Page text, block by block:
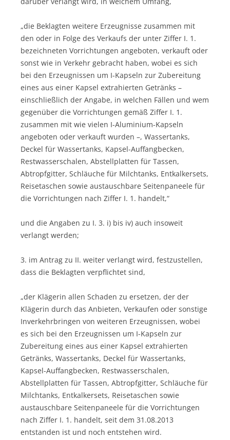
„die Beklagten weitere Erzeugnisse zusammen mit
den oder in Folge des Verkaufs der unter Ziffer I. 1.
bezeichneten Vorrichtungen angeboten, verkauft oder
sonst wie in Verkehr gebracht haben, wobei es sich
bei den Erzeugnissen um I-Kapseln zur Zubereitung
eines aus einer Kapsel extrahierten Getränks –
einschließlich der Angabe, in welchen Fällen und wem
gegenüber die Vorrichtungen gemäß Ziffer I. 1.
zusammen mit wie vielen I-Aluminium-Kapseln
angeboten oder verkauft wurden –, Wassertanks,
Deckel für Wassertanks, Kapsel-Auffangbecken,
Restwasserschalen, Abstellplatten für Tassen,
Abtropfgitter, Schläuche für Milchtanks, Entkalkersets,
Reisetaschen sowie austauschbare Seitenpaneele für
die Vorrichtungen nach Ziffer I. 1. handelt,“
und die Angaben zu I. 3. i) bis iv) auch insoweit
verlangt werden;
3. im Antrag zu II. weiter verlangt wird, festzustellen,
dass die Beklagten verpflichtet sind,
„der Klägerin allen Schaden zu ersetzen, der der
Klägerin durch das Anbieten, Verkaufen oder sonstige
Inverkehrbringen von weiteren Erzeugnissen, wobei
es sich bei den Erzeugnissen um I-Kapseln zur
Zubereitung eines aus einer Kapsel extrahierten
Getränks, Wassertanks, Deckel für Wassertanks,
Kapsel-Auffangbecken, Restwasserschalen,
Abstellplatten für Tassen, Abtropfgitter, Schläuche für
Milchtanks, Entkalkersets, Reisetaschen sowie
austauschbare Seitenpaneele für die Vorrichtungen
nach Ziffer I. 1. handelt, seit dem 31.08.2013
entstanden ist und noch entstehen wird.